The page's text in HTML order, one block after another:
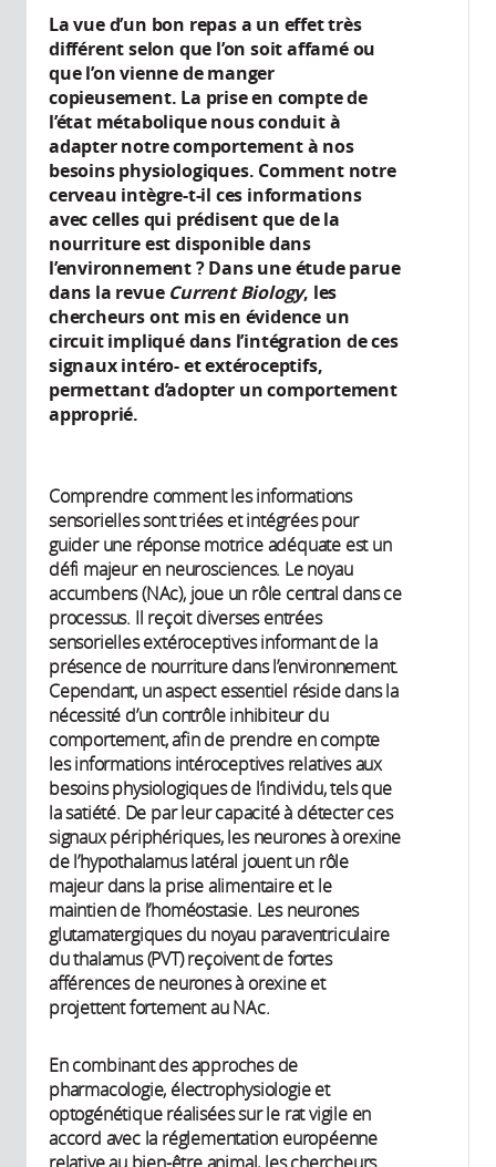
La vue d’un bon repas a un effet très
différent selon que l’on soit affamé ou
que l’on vienne de manger
copieusement. La prise en compte de
l’état métabolique nous conduit à
adapter notre comportement à nos
besoins physiologiques. Comment notre
cerveau intègre-t-il ces informations
avec celles qui prédisent que de la
nourriture est disponible dans
l’environnement ? Dans une étude parue
dans la revue Current Biology, les
chercheurs ont mis en évidence un
circuit impliqué dans l’intégration de ces
signaux intéro- et extéroceptifs,
permettant d’adopter un comportement
approprié.
Comprendre comment les informations
sensorielles sont triées et intégrées pour
guider une réponse motrice adéquate est un
défi majeur en neurosciences. Le noyau
accumbens (NAc), joue un rôle central dans ce
processus. Il reçoit diverses entrées
sensorielles extéroceptives informant de la
présence de nourriture dans l’environnement.
Cependant, un aspect essentiel réside dans la
nécessité d’un contrôle inhibiteur du
comportement, afin de prendre en compte
les informations intéroceptives relatives aux
besoins physiologiques de l’individu, tels que
la satiété. De par leur capacité à détecter ces
signaux périphériques, les neurones à orexine
de l’hypothalamus latéral jouent un rôle
majeur dans la prise alimentaire et le
maintien de l’homéostasie. Les neurones
glutamatergiques du noyau paraventriculaire
du thalamus (PVT) reçoivent de fortes
afférences de neurones à orexine et
projettent fortement au NAc.
En combinant des approches de
pharmacologie, électrophysiologie et
optogénétique réalisées sur le rat vigile en
accord avec la réglementation européenne